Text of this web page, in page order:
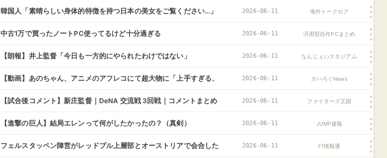
るんじゃねぇよ」
になってしまうwwwwwwwwww
韓国人「素晴らしい身体的特徴を持つ日本の美女をご覧ください…」
→「ガチで結婚してほしい…（ﾌﾞﾙﾌﾞﾙ」＝韓国の反応
2026-06-11 海外トークログ
中古1万で買ったノートPC使ってるけど十分過ぎる 2026-06-11 汎用型自作PCまとめ
【朗報】井上監督「今日も一方的にやられたわけではない」 2026-06-11 なんじぇいスタジアム
【動画】あのちゃん、アニメのアフレコにて超大物に「上手すぎる、
バケモノか」と言わせてしまう
2026-06-11 ガハろぐNews
【試合後コメント】新庄監督｜DeNA 交流戦 3回戦｜コメントまとめ
｜6/11
2026-06-11 ファイターズ王国
【進撃の巨人】結局エレンって何がしたかったの？（真剣） 2026-06-11 JUMP速報
フェルスタッペン陣営がレッドブル上層部とオーストリアで会合した 2026-06-11 F1情報通